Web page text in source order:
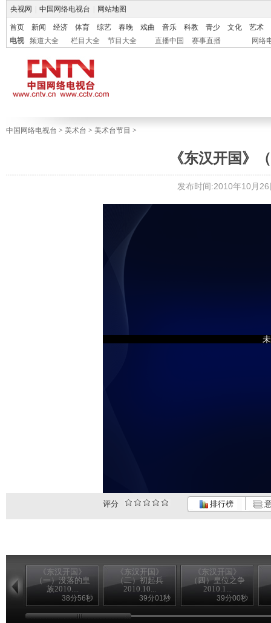
央视网 中国网络电视台 网站地图
首页 新闻 经济 体育 综艺 春晚 戏曲 音乐 科教 青少 文化
艺术
电视
频道大全 栏目大全 节目大全 直播中国 赛事直播 网络
中国网络电视台 > 美术台 > 美术台节目 >
《东汉开国》
发布时间:2010年10月
评分 排行榜
《东汉开国》
（一）没落的皇
族2010....
38分56秒
《东汉开国》
（二）初起兵
2010.10...
39分01秒
《东汉开国》
（四）皇位之争
2010.1...
39分00秒